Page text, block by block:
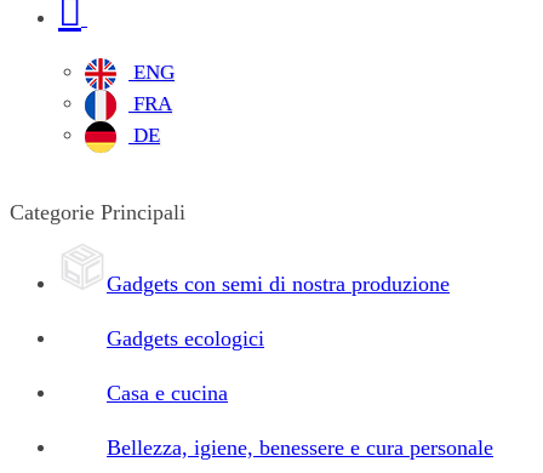
ENG
FRA
DE
Categorie Principali
Gadgets con semi di nostra produzione
Gadgets ecologici
Casa e cucina
Bellezza, igiene, benessere e cura personale